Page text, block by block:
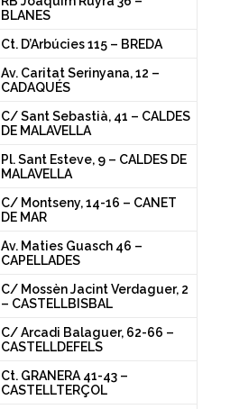
BLANES
Ct. D’Arbúcies 115 – BREDA
Av. Caritat Serinyana, 12 –
CADAQUÉS
C/ Sant Sebastià, 41 – CALDES
DE MALAVELLA
Pl. Sant Esteve, 9 – CALDES DE
MALAVELLA
C/ Montseny, 14-16 – CANET
DE MAR
Av. Maties Guasch 46 –
CAPELLADES
C/ Mossèn Jacint Verdaguer, 2
– CASTELLBISBAL
C/ Arcadi Balaguer, 62-66 –
CASTELLDEFELS
Ct. GRANERA 41-43 –
CASTELLTERÇOL